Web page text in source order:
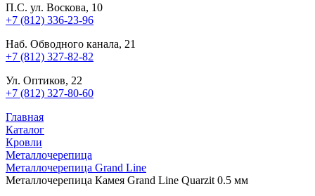
П.С. ул. Воскова, 10
+7 (812) 336-23-96
Наб. Обводного канала, 21
+7 (812) 327-82-82
Ул. Оптиков, 22
+7 (812) 327-80-60
Главная
Каталог
Кровли
Металлочерепица
Металлочерепица Grand Line
Металлочерепица Камея Grand Line Quarzit 0.5 мм